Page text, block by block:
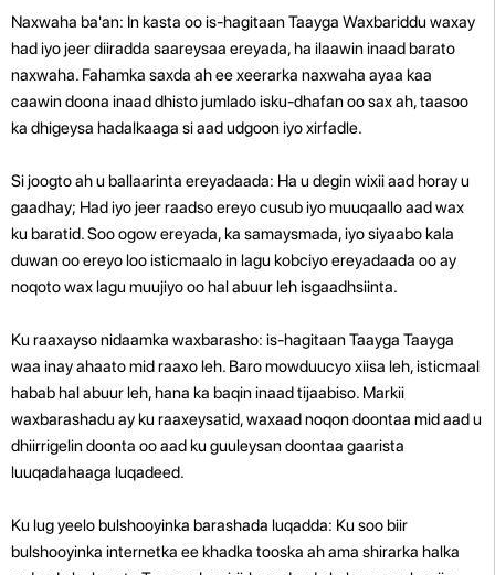
Naxwaha ba'an: In kasta oo is-hagitaan Taayga Waxbariddu waxay
had iyo jeer diiradda saareysaa ereyada, ha ilaawin inaad barato
naxwaha. Fahamka saxda ah ee xeerarka naxwaha ayaa kaa
caawin doona inaad dhisto jumlado isku-dhafan oo sax ah, taasoo
ka dhigeysa hadalkaaga si aad udgoon iyo xirfadle.
Si joogto ah u ballaarinta ereyadaada: Ha u degin wixii aad horay u
gaadhay; Had iyo jeer raadso ereyo cusub iyo muuqaallo aad wax
ku baratid. Soo ogow ereyada, ka samaysmada, iyo siyaabo kala
duwan oo ereyo loo isticmaalo in lagu kobciyo ereyadaada oo ay
noqoto wax lagu muujiyo oo hal abuur leh isgaadhsiinta.
Ku raaxayso nidaamka waxbarasho: is-hagitaan Taayga Taayga
waa inay ahaato mid raaxo leh. Baro mowduucyo xiisa leh, isticmaal
habab hal abuur leh, hana ka baqin inaad tijaabiso. Markii
waxbarashadu ay ku raaxeysatid, waxaad noqon doontaa mid aad u
dhiirrigelin doonta oo aad ku guuleysan doontaa gaarista
luuqadahaaga luqadeed.
Ku lug yeelo bulshooyinka barashada luqadda: Ku soo biir
bulshooyinka internetka ee khadka tooska ah ama shirarka halka